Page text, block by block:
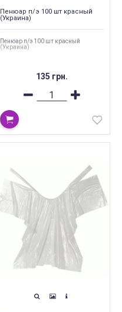
Пенюар п/э 100 шт красный
(Украина)
Пенюар п/э 100 шт красный
(Украина)
135 грн.